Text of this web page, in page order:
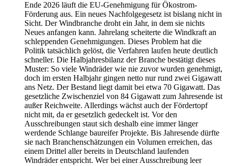
Ende 2026 läuft die EU-Genehmigung für Ökostrom-
Förderung aus. Ein neues Nachfolgegesetz ist bislang nicht in
Sicht. Der Windbranche droht ein Jahr, in dem sie nichts
Neues anfangen kann. Jahrelang scheiterte die Windkraft an
schleppenden Genehmigungen. Dieses Problem hat die
Politik tatsächlich gelöst, die Verfahren laufen heute deutlich
schneller. Die Halbjahresbilanz der Branche bestätigt dieses
Muster: So viele Windräder wie nie zuvor wurden genehmigt,
doch im ersten Halbjahr gingen netto nur rund zwei Gigawatt
ans Netz. Der Bestand liegt damit bei etwa 70 Gigawatt. Das
gesetzliche Zwischenziel von 84 Gigawatt zum Jahresende ist
außer Reichweite. Allerdings wächst auch der Fördertopf
nicht mit, da er gesetzlich gedeckelt ist. Vor den
Ausschreibungen staut sich deshalb eine immer länger
werdende Schlange baureifer Projekte. Bis Jahresende dürfte
sie nach Branchenschätzungen ein Volumen erreichen, das
einem Drittel aller bereits in Deutschland laufenden
Windräder entspricht. Wer bei einer Ausschreibung leer